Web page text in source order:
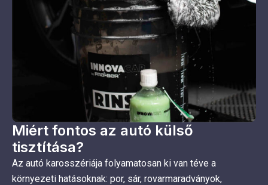
Miért fontos az autó külső
tisztítása?
Az autó karosszériája folyamatosan ki van téve a
környezeti hatásoknak: por, sár, rovarmaradványok,